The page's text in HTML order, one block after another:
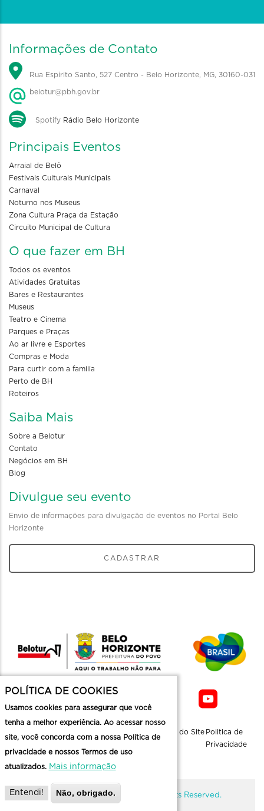
Informações de Contato
Rua Espírito Santo, 527 Centro - Belo Horizonte, MG, 30160-031
belotur@pbh.gov.br
Spotify Rádio Belo Horizonte
Principais Eventos
Arraial de Belô
Festivais Culturais Municipais
Carnaval
Noturno nos Museus
Zona Cultura Praça da Estação
Circuito Municipal de Cultura
O que fazer em BH
Todos os eventos
Atividades Gratuitas
Bares e Restaurantes
Museus
Teatro e Cinema
Parques e Praças
Ao ar livre e Esportes
Compras e Moda
Para curtir com a familia
Perto de BH
Roteiros
Saiba Mais
Sobre a Belotur
Contato
Negócios em BH
Blog
Divulgue seu evento
Envio de informações para divulgação de eventos no Portal Belo
Horizonte
CADASTRAR
Mapa do Site Politica de
Privacidade
@ Copyright Belotur 2026. All Rights Reserved.
POLÍTICA DE COOKIES
Usamos cookies para assegurar que você
tenha a melhor experiência. Ao acessar nosso
site, você concorda com a nossa Política de
privacidade e nossos Termos de uso
atualizados. Mais informação
Entendi! Não, obrigado.